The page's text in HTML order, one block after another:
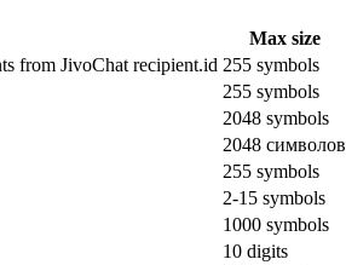
Max size
from JivoChat recipient.id 255 symbols
255 symbols
2048 symbols
2048 символов
255 symbols
2-15 symbols
1000 symbols
10 digits